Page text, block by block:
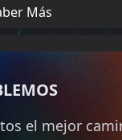
Más
el mejor